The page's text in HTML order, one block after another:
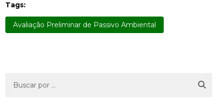
Tags:
Avaliação Preliminar de Passivo Ambiental